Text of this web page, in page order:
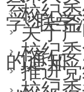
学”联学
校纪
关于
的通知
校纪
推进